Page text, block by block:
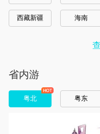
西藏新疆 海南
省内游
粤北 粤东